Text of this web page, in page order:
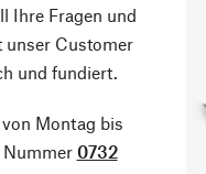
Ihre Fragen und
unser Customer
und fundiert.
Montag bis
Nummer 0732